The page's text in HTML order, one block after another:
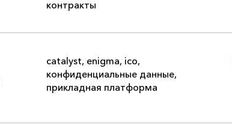
контракты
catalyst, enigma, ico,
конфиденциальные данные,
прикладная платформа